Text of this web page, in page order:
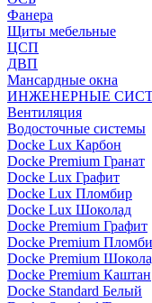
Фанера
Щиты мебельные
ЦСП
ДВП
Мансардные окна
ИНЖЕНЕРНЫЕ
Вентиляция
Водосточные системы
Docke Lux Карбон
Docke Premium Гранат
Docke Lux Графит
Docke Lux Пломбир
Docke Lux Шоколад
Docke Premium Графит
Docke Premium
Docke Premium
Docke Premium Каштан
Docke Standard Белый